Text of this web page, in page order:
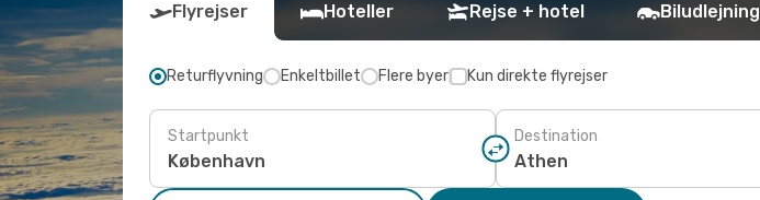
Flyrejser Hoteller Rejse + hotel Biludlejning
Returflyvning Enkeltbillet Flere byer Kun direkte flyrejser
Startpunkt Destination